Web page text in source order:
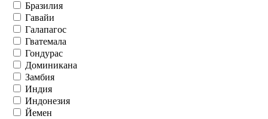
Бразилия
Гавайи
Галапагос
Гватемала
Гондурас
Доминикана
Замбия
Индия
Индонезия
Йемен